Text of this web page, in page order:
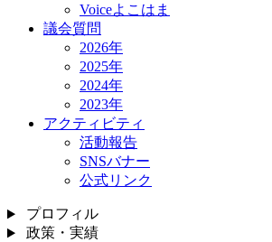
Voiceよこはま
議会質問
2026年
2025年
2024年
2023年
アクティビティ
活動報告
SNSバナー
公式リンク
プロフィル
政策・実績